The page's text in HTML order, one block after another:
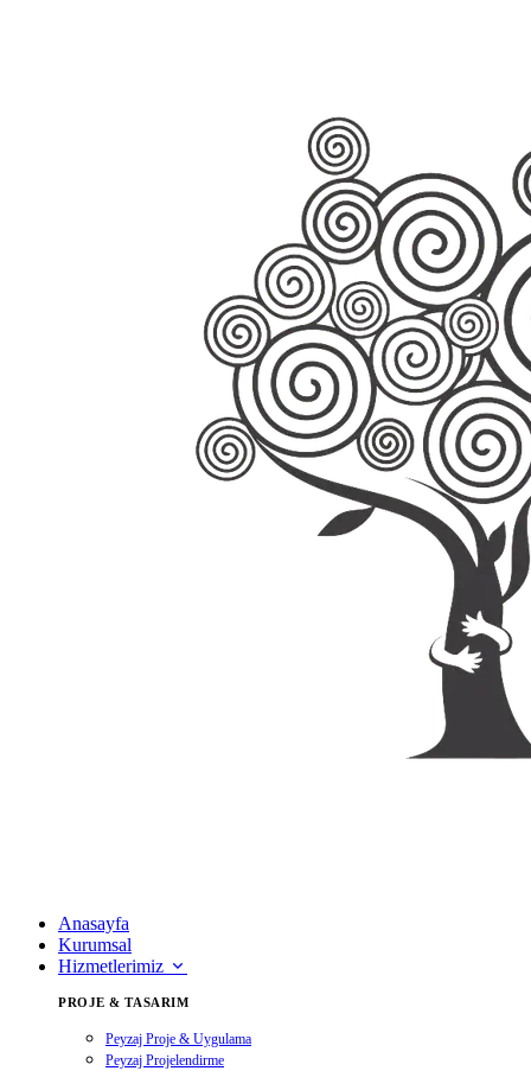
Anasayfa
Kurumsal
Hizmetlerimiz
PROJE & TASARIM
Peyzaj Proje & Uygulama
Peyzaj Projelendirme